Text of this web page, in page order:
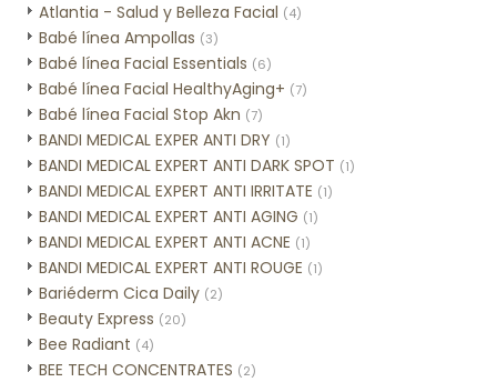
Atlantia - Salud y Belleza Facial (4)
Babé línea Ampollas (3)
Babé línea Facial Essentials (6)
Babé línea Facial HealthyAging+ (7)
Babé línea Facial Stop Akn (7)
BANDI MEDICAL EXPER ANTI DRY (1)
BANDI MEDICAL EXPERT ANTI DARK SPOT (1)
BANDI MEDICAL EXPERT ANTI IRRITATE (1)
BANDI MEDICAL EXPERT ANTI AGING (1)
BANDI MEDICAL EXPERT ANTI ACNE (1)
BANDI MEDICAL EXPERT ANTI ROUGE (1)
Bariéderm Cica Daily (2)
Beauty Express (20)
Bee Radiant (4)
BEE TECH CONCENTRATES (2)